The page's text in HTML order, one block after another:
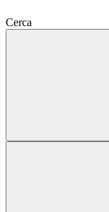
Cerca